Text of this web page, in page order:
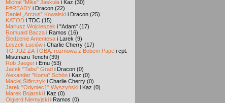
Michał "Mike" Jaskuła i Kaz (30)
F#READY i Dracon (22)
Daniel „Arctus” Kowalski i Dracon (25)
KATOD i TDC (15)
Mariusz Wojcieszek i "Adam" (17)
Romuald Bacza i Ramos (16)
Śledzenie Amentesa i Larek (9)
Leszek Łuciów i Charlie Cherry (17)
TO JUŻ ZA TOBĄ: rozmowa z Bobem Pape i cpt.
Misumaru Tenchi (39)
Rob Jaeger i Emu (53)
Jacek "Tabu" Grad i Dracon (0)
Alexander "Koma" Schön i Kaz (0)
Maciej Ślifirczyk i Charlie Cherry (0)
Jarek "Odyniec1" Wyszyński i Kaz (0)
Marek Bojarski i Kaz (0)
Olgierd Niemyjski i Ramos (0)